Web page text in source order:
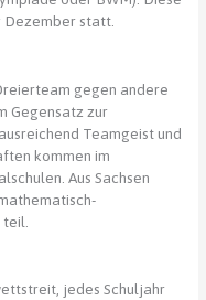
statt.
gegen andere
Gegensatz zur
Teamgeist und
kommen im
Aus Sachsen
jedes Schuljahr